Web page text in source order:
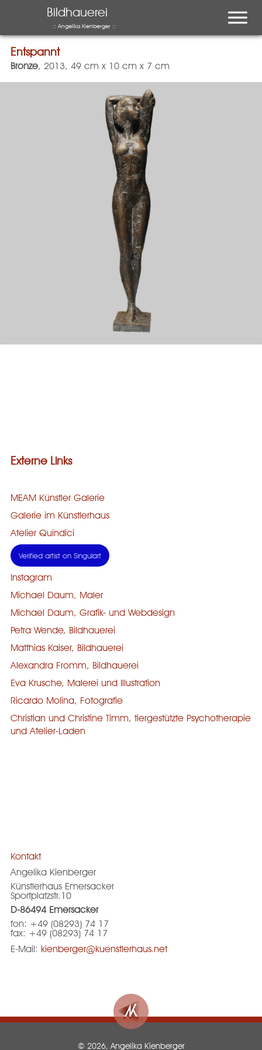
Bildhauerei
:: Angelika Kienberger ::
Entspannt
Entspannt
Bronze, 2013, 49 cm x 10 cm x 7 cm
Externe Links
MEAM Künstler Galerie
Galerie im Künstlerhaus
Atelier Quindici
Verified artist on Singulart
Instagram
Michael Daum, Maler
Michael Daum, Grafik- und Webdesign
Petra Wende, Bildhauerei
Matthias Kaiser, Bildhauerei
Alexandra Fromm, Bildhauerei
Eva Krusche, Malerei und Illustration
Ricardo Molina, Fotografie
Christian und Christine Timm, tiergestützte Psychotherapie
und Atelier-Laden
Kontakt
Angelika Kienberger
Künstlerhaus Emersacker
Sportplatzstr.10
D-86494 Emersacker
fon: +49 (08293) 74 17
fax: +49 (08293) 74 17
E-Mail: kienberger@kuenstlerhaus.net
© 2026, Angelika Kienberger